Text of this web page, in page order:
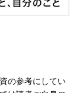
の参考にしてい